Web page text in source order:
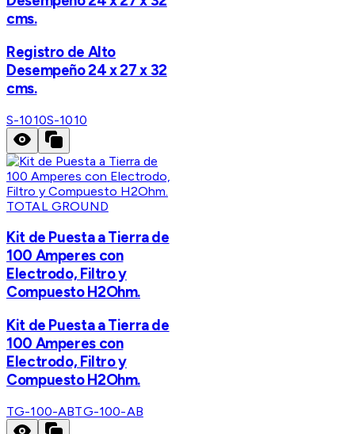
cms.
Registro de Alto
Desempeño 24 x 27 x 32
cms.
S-1010S-1010
TOTAL GROUND
Kit de Puesta a Tierra de
100 Amperes con
Electrodo, Filtro y
Compuesto H2Ohm.
Kit de Puesta a Tierra de
100 Amperes con
Electrodo, Filtro y
Compuesto H2Ohm.
TG-100-ABTG-100-AB